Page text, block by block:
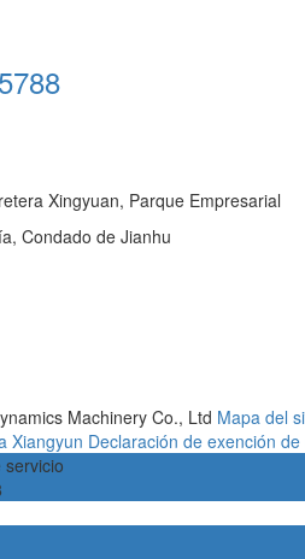
Xingyuan, Parque Empresarial
Condado de Jianhu
Machinery Co., Ltd Mapa del
Xiangyun Declaración de exención